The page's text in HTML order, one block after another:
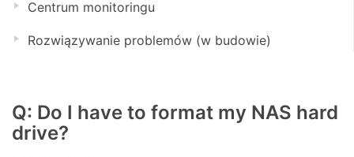
Centrum monitoringu
Rozwiązywanie problemów (w budowie)
Q: Do I have to format my NAS hard
drive?